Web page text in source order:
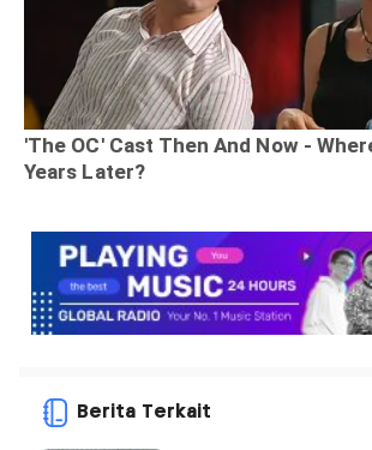
Berita Terkait